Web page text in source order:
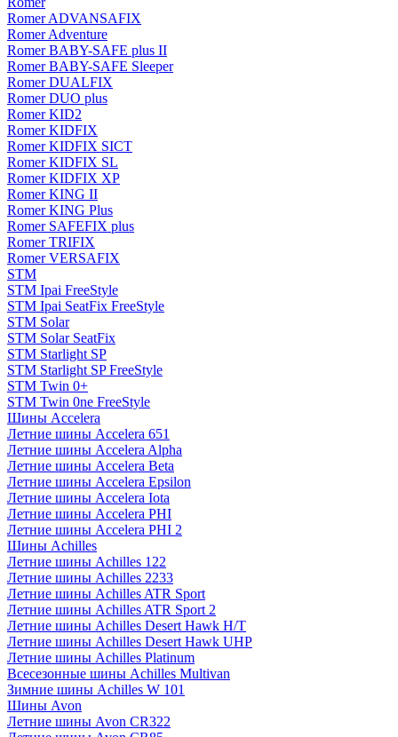
Romer ADVANSAFIX
Romer Adventure
Romer BABY-SAFE plus II
Romer BABY-SAFE Sleeper
Romer DUALFIX
Romer DUO plus
Romer KID2
Romer KIDFIX
Romer KIDFIX SICT
Romer KIDFIX SL
Romer KIDFIX XP
Romer KING II
Romer KING Plus
Romer SAFEFIX plus
Romer TRIFIX
Romer VERSAFIX
STM
STM Ipai FreeStyle
STM Ipai SeatFix FreeStyle
STM Solar
STM Solar SeatFix
STM Starlight SP
STM Starlight SP FreeStyle
STM Twin 0+
STM Twin 0ne FreeStyle
Шины Accelera
Летние шины Accelera 651
Летние шины Accelera Alpha
Летние шины Accelera Beta
Летние шины Accelera Epsilon
Летние шины Accelera Iota
Летние шины Accelera PHI
Летние шины Accelera PHI 2
Шины Achilles
Летние шины Achilles 122
Летние шины Achilles 2233
Летние шины Achilles ATR Sport
Летние шины Achilles ATR Sport 2
Летние шины Achilles Desert Hawk H/T
Летние шины Achilles Desert Hawk UHP
Летние шины Achilles Platinum
Всесезонные шины Achilles Multivan
Зимние шины Achilles W 101
Шины Avon
Летние шины Avon CR322